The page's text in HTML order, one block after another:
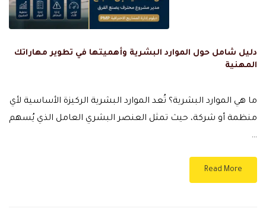
دليل شامل حول الموارد البشرية وأهميتها في تطوير مهاراتك
المهنية
ما هي الموارد البشرية؟ تُعد الموارد البشرية الركيزة الأساسية لأي
منظمة أو شركة، حيث تمثل العنصر البشري العامل الذي يُسهم
…
Read More